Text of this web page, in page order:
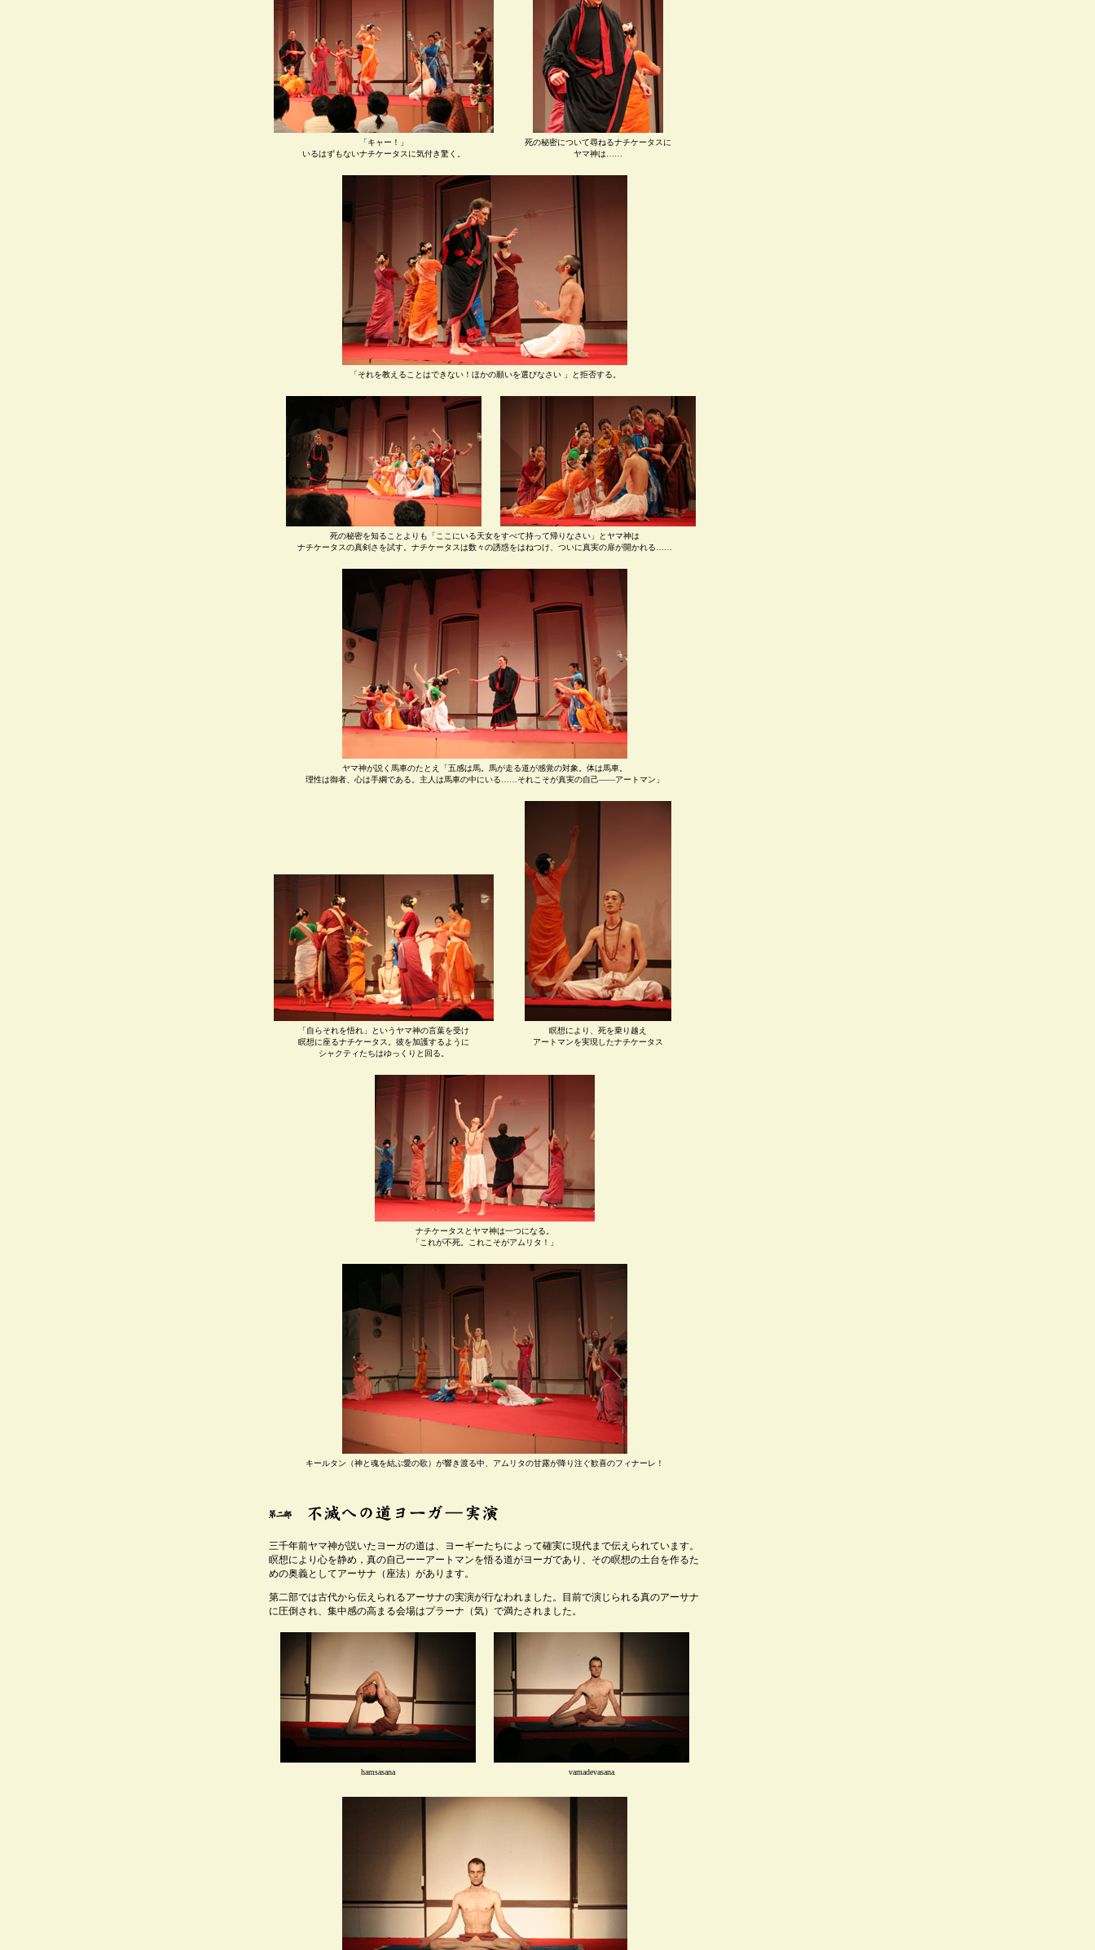
「キャー！」
いるはずもないナチケータスに気付き驚く。
死の秘密について尋ねるナチケータスに
ヤマ神は……
「それを教えることはできない！ほかの願いを選びなさい 」と拒否する。
死の秘密を知ることよりも「ここにいる天女をすべて持って帰りなさい」とヤマ神は
ナチケータスの真剣さを試す。ナチケータスは数々の誘惑をはねつけ、ついに真実の扉が開かれる……
ヤマ神が説く馬車のたとえ「五感は馬。馬が走る道が感覚の対象。体は馬車。
理性は御者、心は手綱である。主人は馬車の中にいる……それこそが真実の自己――アートマン」
「自らそれを悟れ」というヤマ神の言葉を受け
瞑想に座るナチケータス。彼を加護するように
シャクティたちはゆっくりと回る。
瞑想により、死を乗り越え
アートマンを実現したナチケータス
ナチケータスとヤマ神は一つになる。
「これが不死。これこそがアムリタ！」
キールタン（神と魂を結ぶ愛の歌）が響き渡る中、アムリタの甘露が降り注ぐ歓喜のフィナーレ！
三千年前ヤマ神が説いたヨーガの道は、ヨーギーたちによって確実に現代まで伝えられています。
瞑想により心を静め，真の自己ーーアートマンを悟る道がヨーガであり、その瞑想の土台を作るた
めの奥義としてアーサナ（座法）があります。
第二部では古代から伝えられるアーサナの実演が行なわれました。目前で演じられる真のアーサナ
に圧倒され、集中感の高まる会場はプラーナ（気）で満たされました。
hamsasana vamadevasana